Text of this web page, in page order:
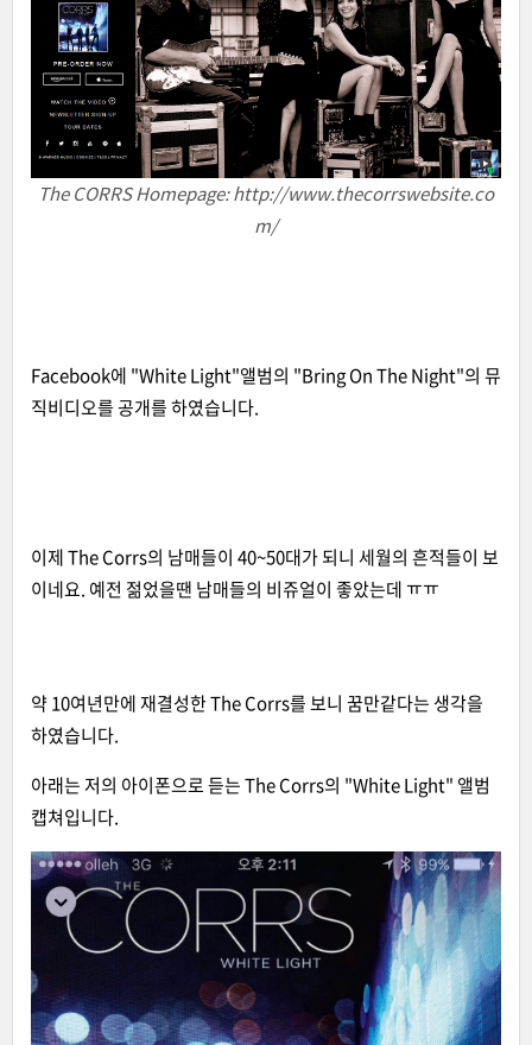
The CORRS Homepage: http://www.thecorrswebsite.co
m/
Facebook에 "White Light"앨범의 "Bring On The Night"의 뮤
직비디오를 공개를 하였습니다.
이제 The Corrs의 남매들이 40~50대가 되니 세월의 흔적들이 보
이네요. 예전 젊었을땐 남매들의 비쥬얼이 좋았는데 ㅠㅠ
​약 10여년만에 재결성한 The Corrs를 보니 꿈만같다는 생각을
하였습니다.
아래는 저의 아이폰으로 듣는 The Corrs의 "White Light" 앨범
캡쳐입니다.